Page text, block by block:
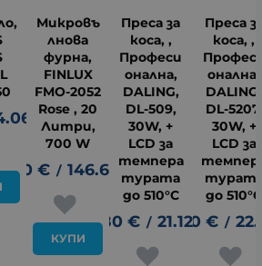
лв.
Микровъ
лнова
фурна,
FINLUX
FMO-2052
Rose , 20
Литри,
700 W
€ / 146.69 лв.
КУПИ
Преса за
коса, ,
Професи
онална,
DALING,
DL-509,
30W, +
LCD за
темпера
турата
до 510°C
10.80 € / 21.12 лв.
Преса
коса, ,
онална,
DALING,
DL-5207,
30W, +
LCD за
до 510°C
11.30 € /